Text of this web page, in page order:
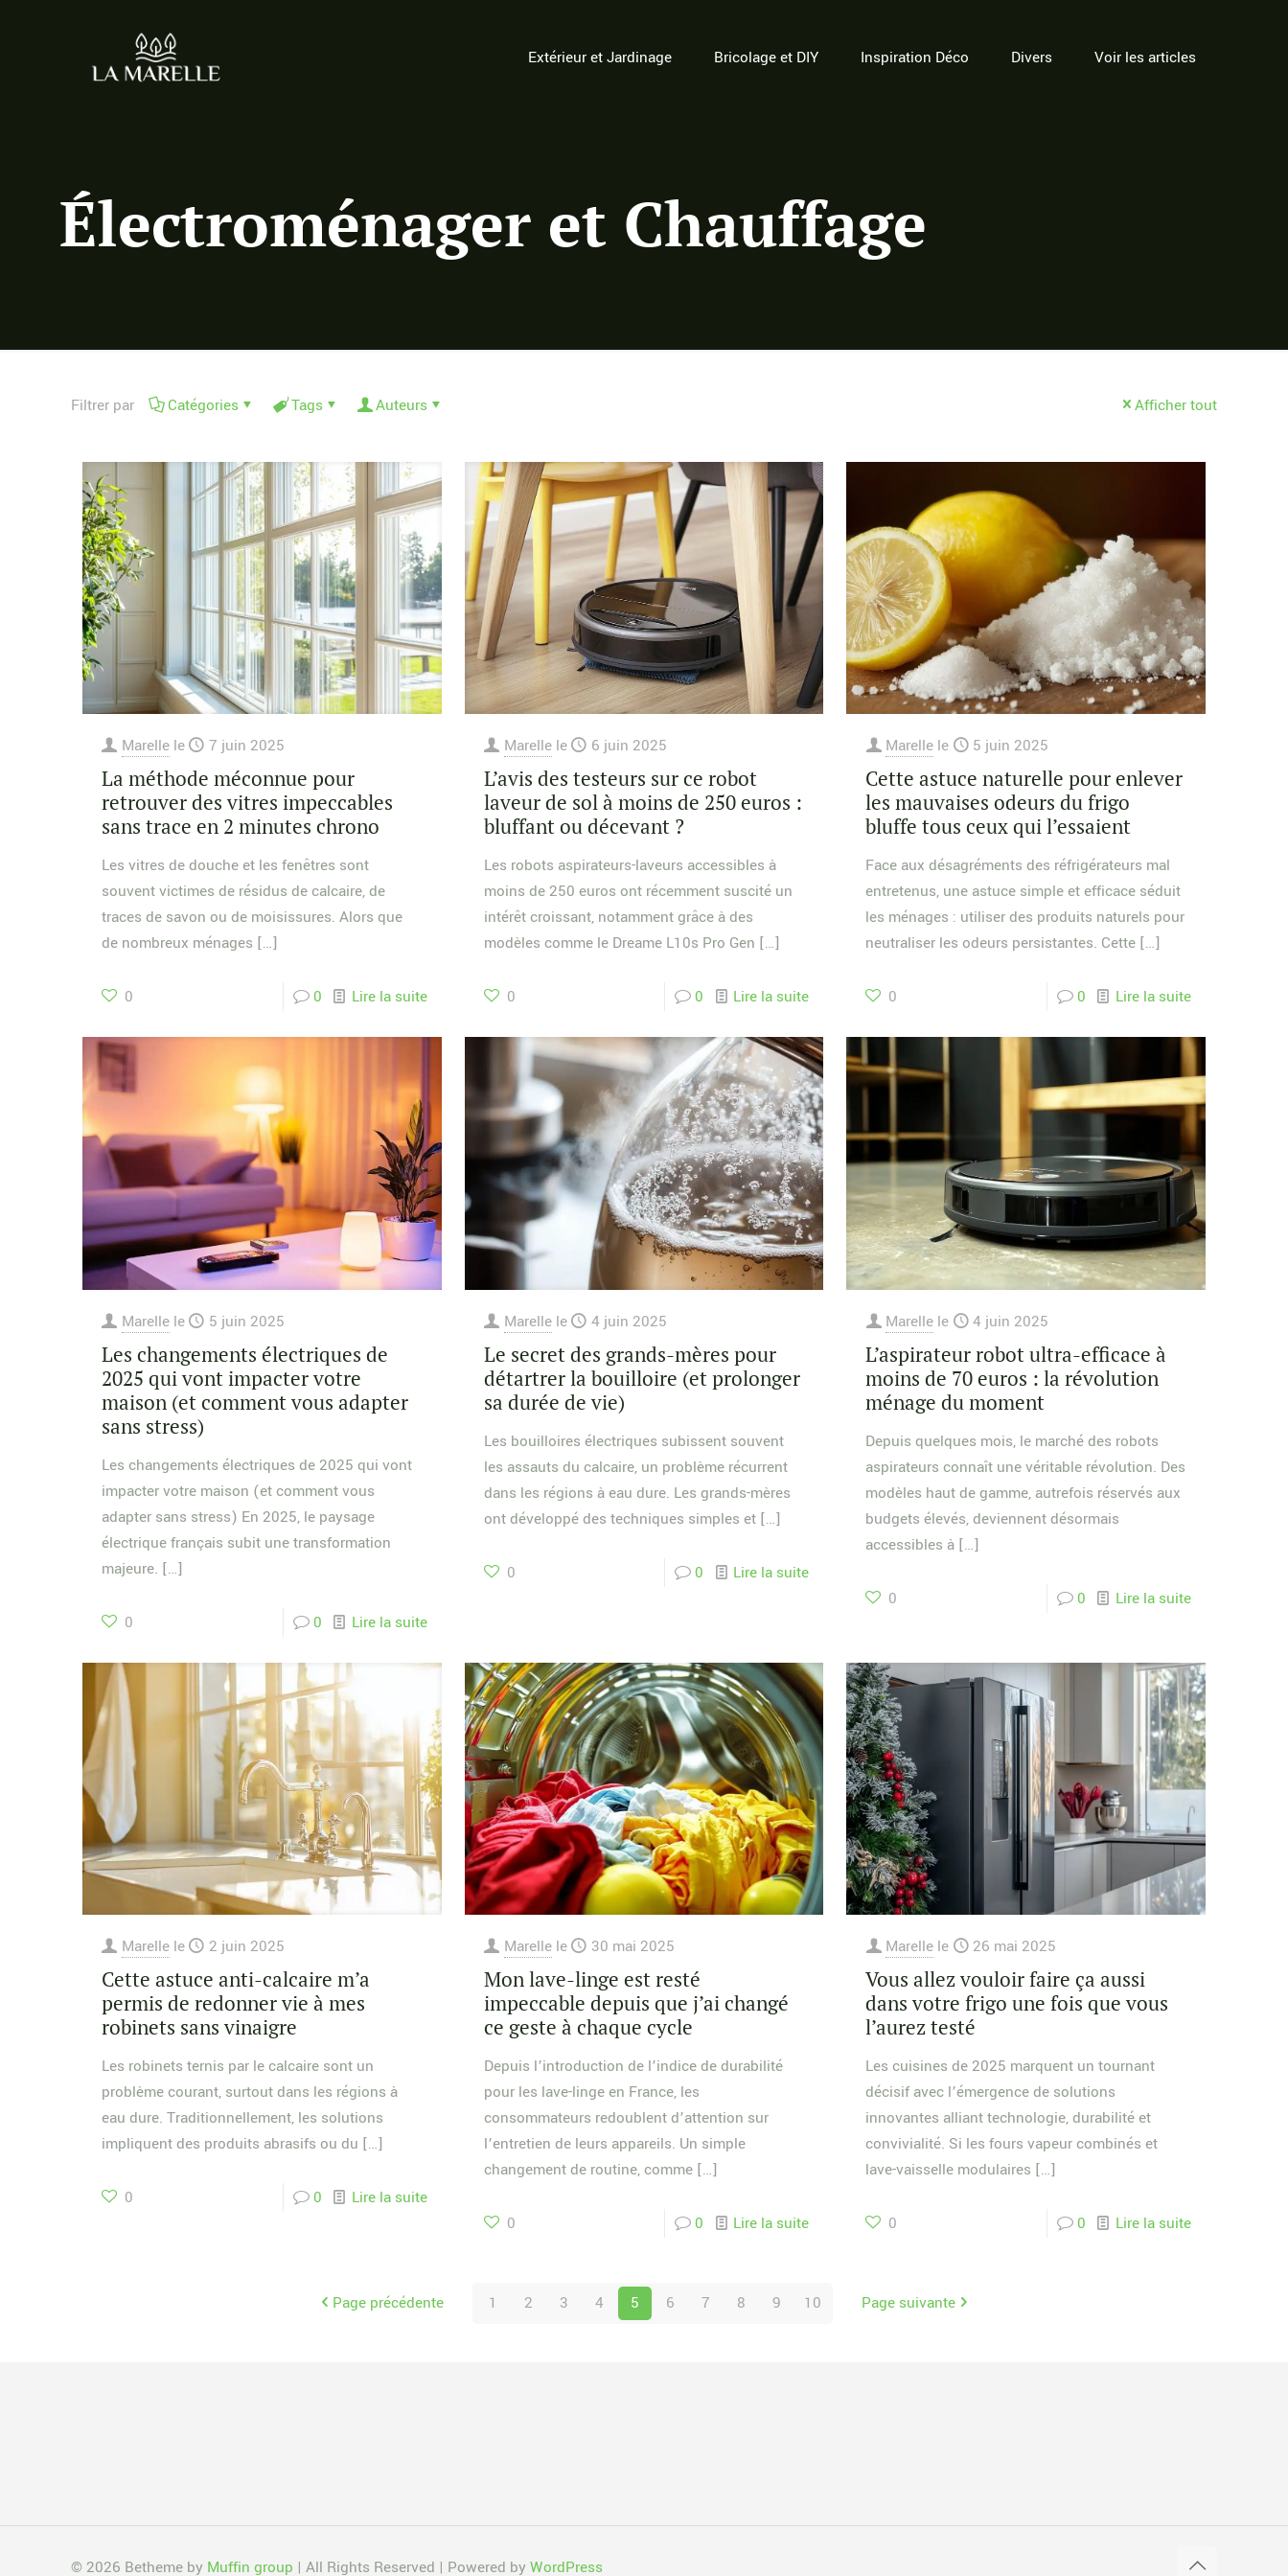
Extérieur et Jardinage Bricolage et DIY Inspiration Déco Divers Voir les articles
Électroménager et Chauffage
Filtrer par Catégories Tags Auteurs Afficher tout
Marelle le 7 juin 2025
La méthode méconnue pour
retrouver des vitres impeccables
sans trace en 2 minutes chrono
Les vitres de douche et les fenêtres sont
souvent victimes de résidus de calcaire, de
traces de savon ou de moisissures. Alors que
de nombreux ménages […]
0 0 Lire la suite
Marelle le 6 juin 2025
L’avis des testeurs sur ce robot
laveur de sol à moins de 250 euros :
bluffant ou décevant ?
Les robots aspirateurs-laveurs accessibles à
moins de 250 euros ont récemment suscité un
intérêt croissant, notamment grâce à des
modèles comme le Dreame L10s Pro Gen […]
0 0 Lire la suite
Marelle le 5 juin 2025
Cette astuce naturelle pour enlever
les mauvaises odeurs du frigo
bluffe tous ceux qui l’essaient
Face aux désagréments des réfrigérateurs mal
entretenus, une astuce simple et efficace séduit
les ménages : utiliser des produits naturels pour
neutraliser les odeurs persistantes. Cette […]
0 0 Lire la suite
Marelle le 5 juin 2025
Les changements électriques de
2025 qui vont impacter votre
maison (et comment vous adapter
sans stress)
Les changements électriques de 2025 qui vont
impacter votre maison (et comment vous
adapter sans stress) En 2025, le paysage
électrique français subit une transformation
majeure. […]
0 0 Lire la suite
Marelle le 4 juin 2025
Le secret des grands-mères pour
détartrer la bouilloire (et prolonger
sa durée de vie)
Les bouilloires électriques subissent souvent
les assauts du calcaire, un problème récurrent
dans les régions à eau dure. Les grands-mères
ont développé des techniques simples et[…]
0 0 Lire la suite
Marelle le 4 juin 2025
L’aspirateur robot ultra-efficace à
moins de 70 euros : la révolution
ménage du moment
Depuis quelques mois, le marché des robots
aspirateurs connaît une véritable révolution. Des
modèles haut de gamme, autrefois réservés aux
budgets élevés, deviennent désormais
accessibles à […]
0 0 Lire la suite
Marelle le 2 juin 2025
Cette astuce anti-calcaire m’a
permis de redonner vie à mes
robinets sans vinaigre
Les robinets ternis par le calcaire sont un
problème courant, surtout dans les régions à
eau dure. Traditionnellement, les solutions
impliquent des produits abrasifs ou du […]
0 0 Lire la suite
Marelle le 30 mai 2025
Mon lave-linge est resté
impeccable depuis que j’ai changé
ce geste à chaque cycle
Depuis l’introduction de l’indice de durabilité
pour les lave-linge en France, les
consommateurs redoublent d’attention sur
l’entretien de leurs appareils. Un simple
changement de routine, comme[…]
0 0 Lire la suite
Marelle le 26 mai 2025
Vous allez vouloir faire ça aussi
dans votre frigo une fois que vous
l’aurez testé
Les cuisines de 2025 marquent un tournant
décisif avec l’émergence de solutions
innovantes alliant technologie, durabilité et
convivialité. Si les fours vapeur combinés et
lave-vaisselle modulaires […]
0 0 Lire la suite
Page précédente 1 2 3 4 5 6 7 8 9 10 Page suivante
© 2026 Betheme by Muffin group | All Rights Reserved | Powered byWordPress